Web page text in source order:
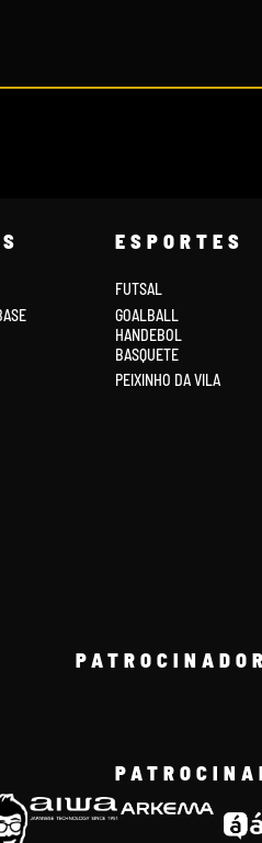
ESPORTES
FUTSAL
GOALBALL
HANDEBOL
BASQUETE
PEIXINHO DA VILA